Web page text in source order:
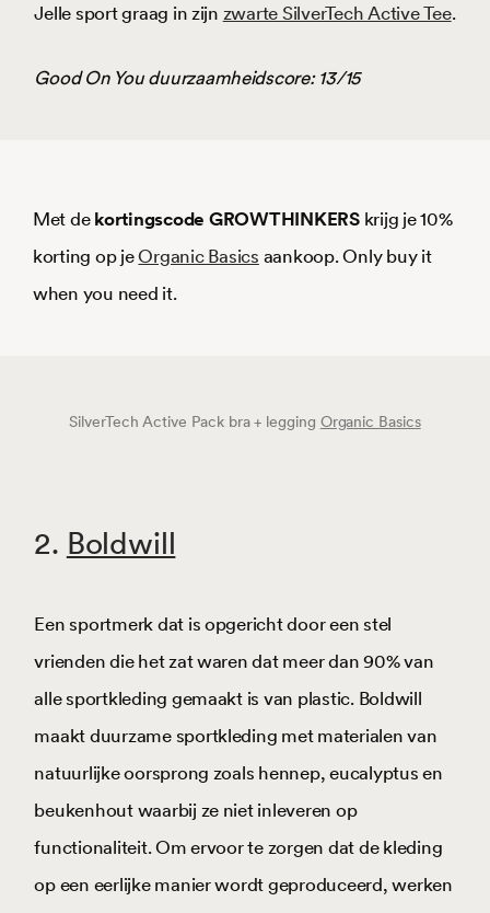
Jelle sport graag in zijn zwarte SilverTech Active Tee.
Good On You duurzaamheidscore: 13/15
Met de kortingscode GROWTHINKERSkrijg je 10%
korting op jeOrganic Basics aankoop. Only buy it
when you need it.
SilverTech Active Pack bra + legging Organic Basics
2. Boldwill
Een sportmerk dat is opgericht door een stel
vrienden die het zat waren dat meer dan 90% van
alle sportkleding gemaakt is van plastic. Boldwill
maakt duurzame sportkleding met materialen van
natuurlijke oorsprong zoals hennep, eucalyptus en
beukenhout waarbij ze niet inleveren op
functionaliteit. Om ervoor te zorgen dat de kleding
op een eerlijke manier wordt geproduceerd, werken